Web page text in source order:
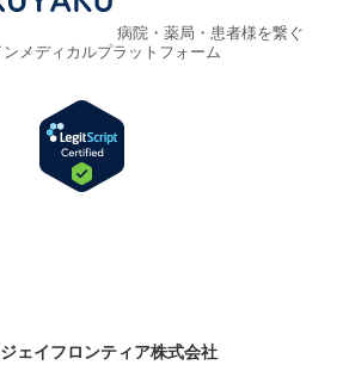
病院・薬局・患者様を繋ぐ
メディカルプラットフォーム
ェイフロンティア株式会社